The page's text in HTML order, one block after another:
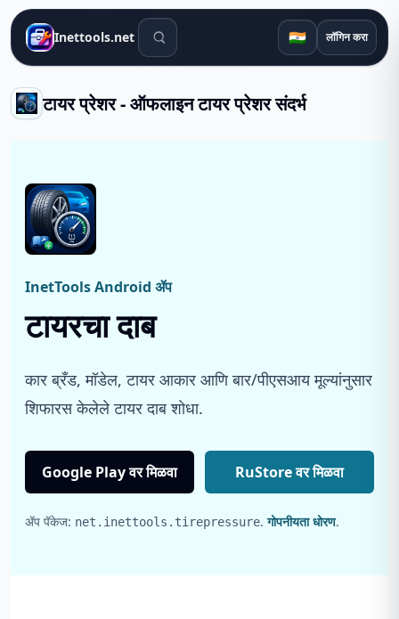
Inettools.net शोध साधने 🇮🇳 लॉगिन करा
टायर प्रेशर - ऑफलाइन टायर प्रेशर संदर्भ
InetTools Android ॲप
टायरचा दाब
कार ब्रँड, मॉडेल, टायर आकार आणि बार/पीएसआय मूल्यांनुसार
शिफारस केलेले टायर दाब शोधा.
Google Play वर मिळवा RuStore वर मिळवा
ॲप पॅकेज: net.inettools.tirepressure.गोपनीयता धोरण.